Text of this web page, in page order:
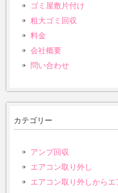
ゴミ屋敷片付け
粗大ゴミ回収
料金
会社概要
問い合わせ
カテゴリー
アンプ回収
エアコン取り外し
エアコン取り外しから